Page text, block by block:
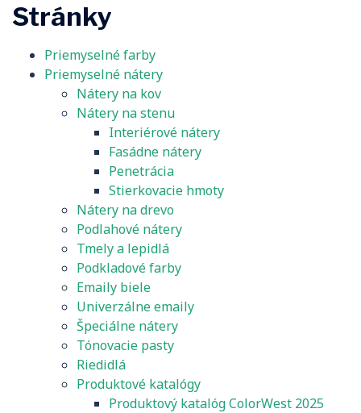
Priemyselné farby
Priemyselné nátery
Nátery na kov
Nátery na stenu
Interiérové nátery
Fasádne nátery
Penetrácia
Stierkovacie hmoty
Nátery na drevo
Podlahové nátery
Tmely a lepidlá
Podkladové farby
Emaily biele
Univerzálne emaily
Špeciálne nátery
Tónovacie pasty
Riedidlá
Produktové katalógy
Produktový katalóg ColorWest 2025